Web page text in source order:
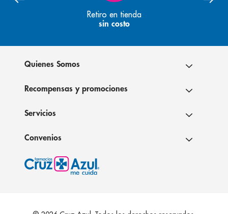
Retiro en tienda
sin costo
Quienes Somos
Recompensas y promociones
Servicios
Convenios